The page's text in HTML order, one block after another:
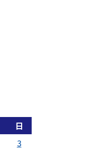
日
3